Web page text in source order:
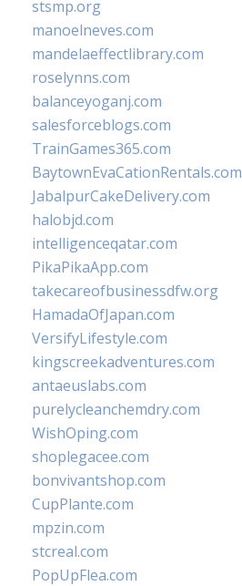
stsmp.org
manoelneves.com
mandelaeffectlibrary.com
roselynns.com
balanceyoganj.com
salesforceblogs.com
TrainGames365.com
BaytownEvaCationRentals.com
JabalpurCakeDelivery.com
halobjd.com
intelligenceqatar.com
PikaPikaApp.com
takecareofbusinessdfw.org
HamadaOfJapan.com
VersifyLifestyle.com
kingscreekadventures.com
antaeuslabs.com
purelycleanchemdry.com
WishOping.com
shoplegacee.com
bonvivantshop.com
CupPlante.com
mpzin.com
stcreal.com
PopUpFlea.com